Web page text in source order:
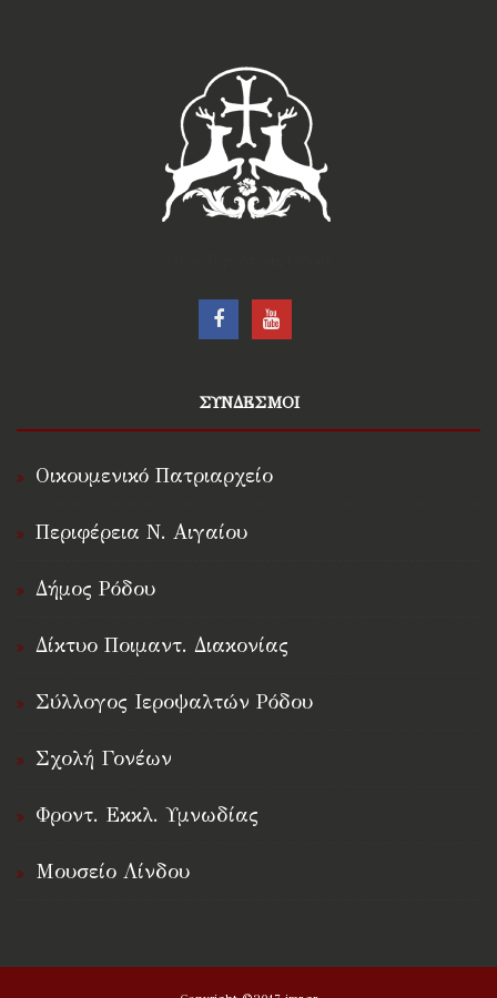
ΣΥΝΔΕΣΜΟΙ
Οικουμενικό Πατριαρχείο
Περιφέρεια Ν. Αιγαίου
Δήμος Ρόδου
Δίκτυο Ποιμαντ. Διακονίας
Σύλλογος Ιεροψαλτών Ρόδου
Σχολή Γονέων
Φροντ. Εκκλ. Υμνωδίας
Μουσείο Λίνδου